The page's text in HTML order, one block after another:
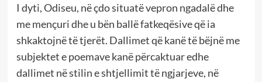
I dyti, Odiseu, në çdo situatë vepron ngadalë dhe
me mençuri dhe u bën ballë fatkeqësive që ia
shkaktojnë të tjerët. Dallimet që kanë të bëjnë me
subjektet e poemave kanë përcaktuar edhe
dallimet në stilin e shtjellimit të ngjarjeve, në